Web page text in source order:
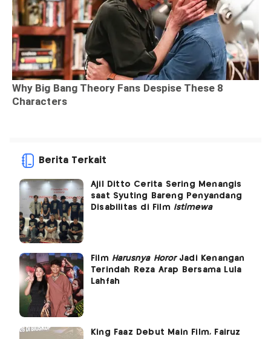
Berita Terkait
Ajil Ditto Cerita Sering Menangis
saat Syuting Bareng Penyandang
Disabilitas di Film Istimewa
Film Harusnya HororJadi Kenangan
Terindah Reza Arap Bersama Lula
Lahfah
King Faaz Debut Main Film, Fairuz